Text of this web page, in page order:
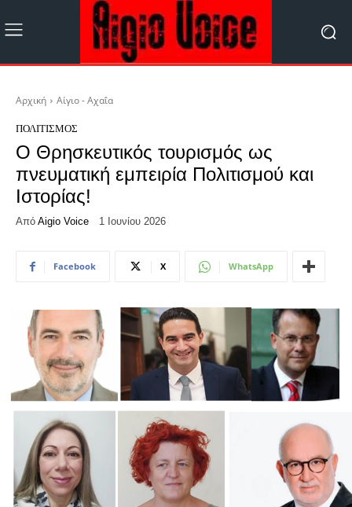
Αρχική Αίγιο - Αχαΐα
ΠΟΛΙΤΙΣΜΌΣ
Ο Θρησκευτικός τουρισμός ως
πνευματική εμπειρία Πολιτισμού και
Ιστορίας!
Από Aigio Voice 1 Ιουνίου 2026
Facebook X WhatsApp